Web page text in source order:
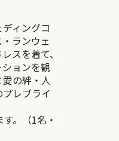
ィングコ
ランウェ
スを着て、
ョンを観
の絆・人
レブライ
。（1名・